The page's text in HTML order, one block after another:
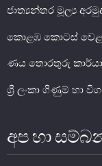
දේශීය විදේශ
විදේශ විනිමය
සාංගමික ණය
ජාත්‍යන්තර මූල්‍ය
කොළඹ කොටස්
ණය තොරතුරු
ශ්‍රී ලංකා ගිණුම් හා
අප හා